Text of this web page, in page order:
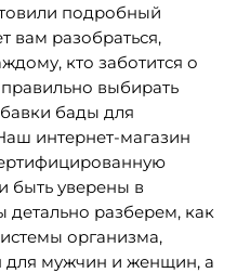
подробный
вам разобраться,
кто заботится о
выбирать
бады для
интернет-магазин
быть уверены в
детально разберем, как
организма,
для мужчин и женщин, а